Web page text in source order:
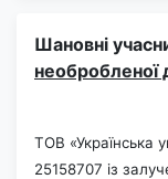
Шановні
необробленої
ТОВ «Українська
25158707 із